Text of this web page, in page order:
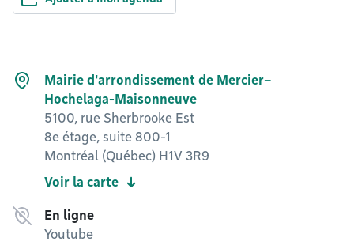
Mairie d'arrondissement de Mercier–
Hochelaga-Maisonneuve
5100, rue Sherbrooke Est
8e étage, suite 800-1
Montréal (Québec) H1V 3R9
Voir la carte
En ligne
Youtube